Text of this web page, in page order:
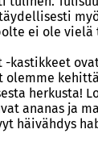
ei ole vielä
-kastikkeet
olemme
herkusta!
ananas ja
häivähdys